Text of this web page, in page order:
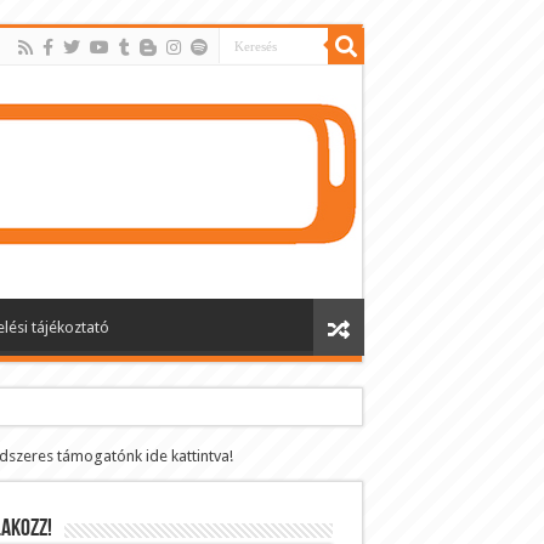
tájékoztató
támogatónk ide kattintva!